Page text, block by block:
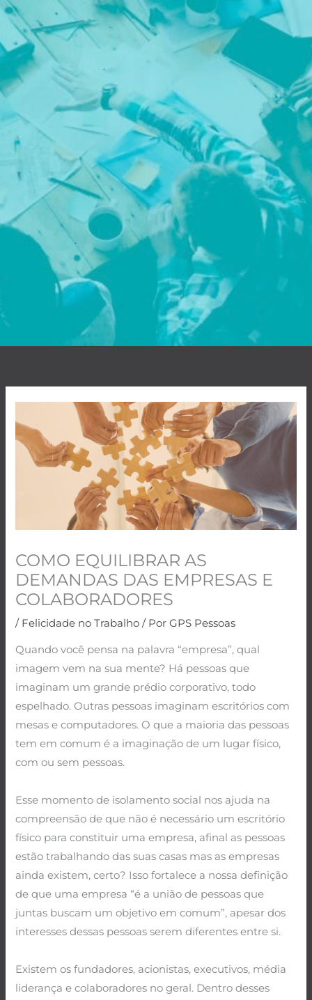
COMO EQUILIBRAR AS
DEMANDAS DAS EMPRESAS E
COLABORADORES
/ Felicidade no Trabalho / PorGPS Pessoas
Quando você pensa na palavra “empresa”, qual
imagem vem na sua mente? Há pessoas que
imaginam um grande prédio corporativo, todo
espelhado. Outras pessoas imaginam escritórios com
mesas e computadores. O que a maioria das pessoas
tem em comum é a imaginação de um lugar físico,
com ou sem pessoas.
Esse momento de isolamento social nos ajuda na
compreensão de que não é necessário um escritório
físico para constituir uma empresa, afinal as pessoas
estão trabalhando das suas casas mas as empresas
ainda existem, certo? Isso fortalece a nossa definição
de que uma empresa “é a união de pessoas que
juntas buscam um objetivo em comum”, apesar dos
interesses dessas pessoas serem diferentes entre si.
Existem os fundadores, acionistas, executivos, média
liderança e colaboradores no geral. Dentro desses